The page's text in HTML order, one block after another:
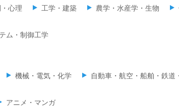
心理 工学・建築 農学・水産学・生物
ム・制御工学
機械・電気・化学 自動車・航空・船舶・鉄道
アニメ・マンガ